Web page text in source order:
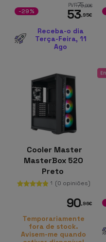
PVR75,99€
53,95€
-29%
Receba-o dia
Terça-Feira, 11
Ago
Cooler Master
MasterBox 520
Preto
1 (0 opiniões)
90,96€
Temporariamente
fora de stock.
Avisem-me quando